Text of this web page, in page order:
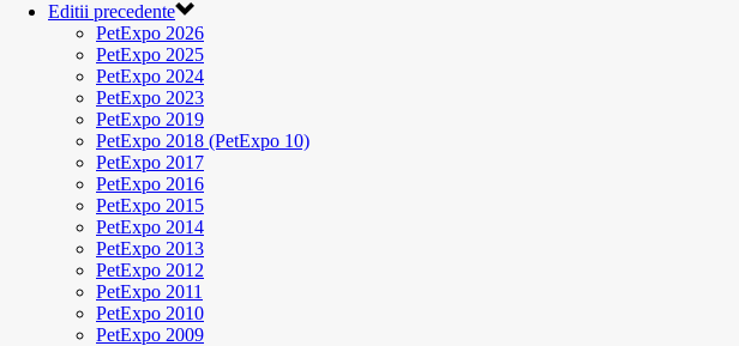
Editii precedente
PetExpo 2026
PetExpo 2025
PetExpo 2024
PetExpo 2023
PetExpo 2019
PetExpo 2018 (PetExpo 10)
PetExpo 2017
PetExpo 2016
PetExpo 2015
PetExpo 2014
PetExpo 2013
PetExpo 2012
PetExpo 2011
PetExpo 2010
PetExpo 2009